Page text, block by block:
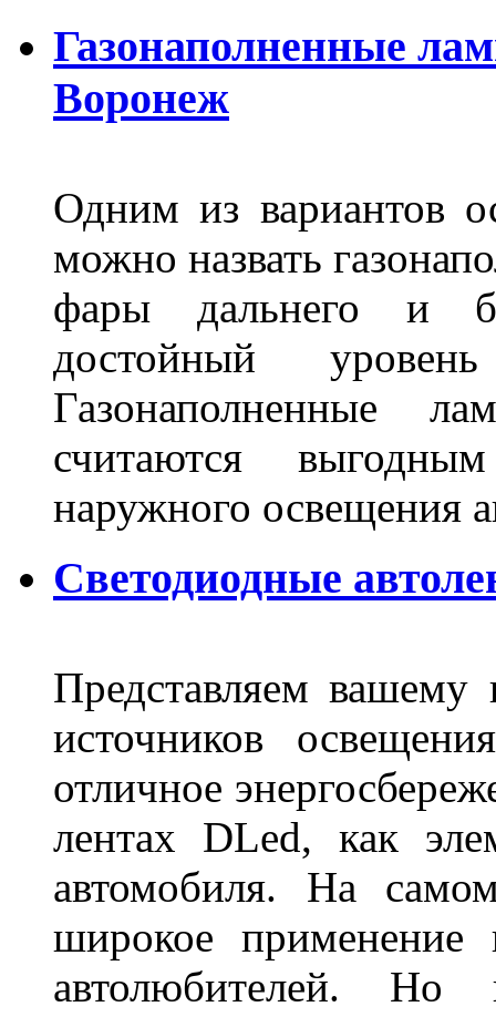
Газонаполненные
Воронеж
Одним из вариантов
можно назвать
фары дальнего и
достойный
Газонаполненные
считаются
наружного освещения
Светодиодные
Представляем
источников
отличное
лентах DLed, как
автомобиля. На
широкое
автолюбителей. Но